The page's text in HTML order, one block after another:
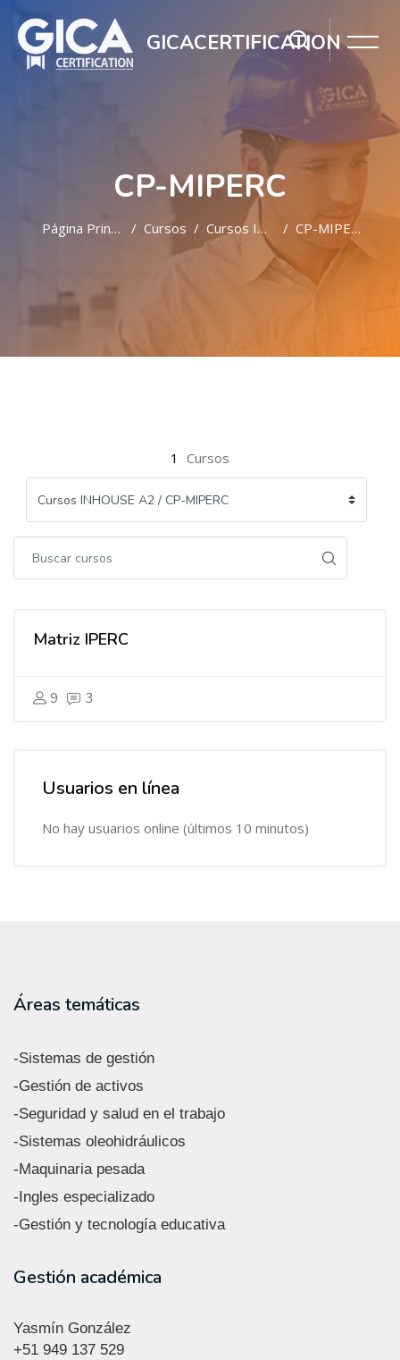
GICACERTIFICATION
CP-MIPERC
Página Principal Cursos Cursos INHOUSE A2 CP-MIPERC
1 Cursos
Matriz IPERC
9 3
Salta Usuarios en línea
Usuarios en línea
No hay usuarios online (últimos 10 minutos)
Áreas temáticas
-Sistemas de gestión
-Gestión de activos
-Seguridad y salud en el trabajo
-Sistemas oleohidráulicos
-Maquinaria pesada
-Ingles especializado
-Gestión y tecnología educativa
Gestión académica
Yasmín González
+51 949 137 529